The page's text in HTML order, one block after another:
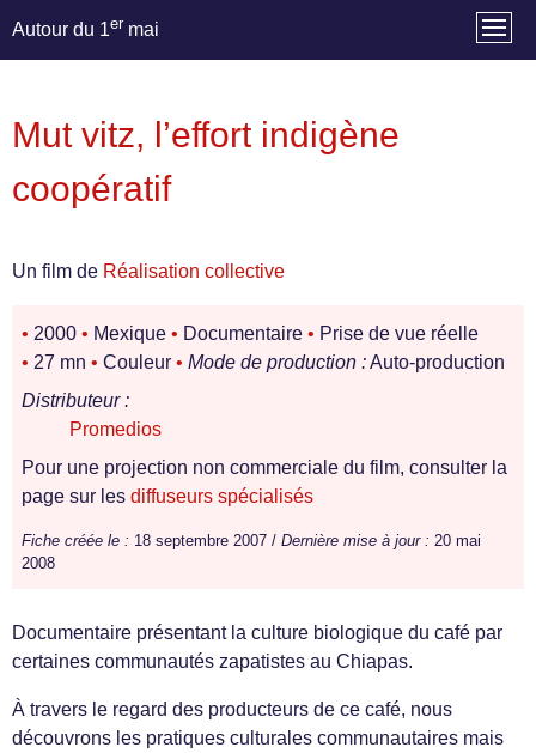
Autour du 1er mai
Mut vitz, l’effort indigène
coopératif
Un film de Réalisation collective
• 2000 • Mexique • Documentaire • Prise de vue réelle
• 27 mn • Couleur • Mode de production :Auto-production
Distributeur :
Promedios
Pour une projection non commerciale du film, consulter la
page sur les diffuseurs spécialisés
Fiche créée le : 18 septembre 2007 / Dernière mise à jour : 20 mai
2008
Documentaire présentant la culture biologique du café par
certaines communautés zapatistes au Chiapas.
À travers le regard des producteurs de ce café, nous
découvrons les pratiques culturales communautaires mais